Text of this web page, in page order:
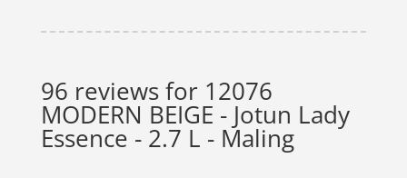
96 reviews for 12076
MODERN BEIGE - Jotun Lady
Essence - 2.7 L - Maling